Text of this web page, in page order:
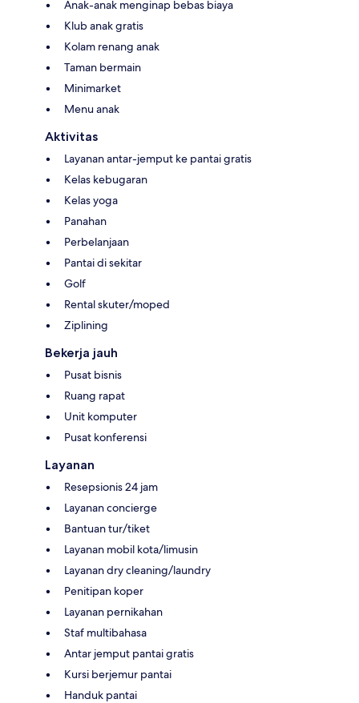
Anak-anak menginap bebas biaya
Klub anak gratis
Kolam renang anak
Taman bermain
Minimarket
Menu anak
Aktivitas
Layanan antar-jemput ke pantai gratis
Kelas kebugaran
Kelas yoga
Panahan
Perbelanjaan
Pantai di sekitar
Golf
Rental skuter/moped
Ziplining
Bekerja jauh
Pusat bisnis
Ruang rapat
Unit komputer
Pusat konferensi
Layanan
Resepsionis 24 jam
Layanan concierge
Bantuan tur/tiket
Layanan mobil kota/limusin
Layanan dry cleaning/laundry
Penitipan koper
Layanan pernikahan
Staf multibahasa
Antar jemput pantai gratis
Kursi berjemur pantai
Handuk pantai